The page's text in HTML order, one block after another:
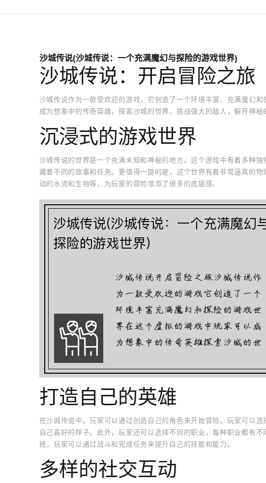
沙城传说(沙城传说：一个充满魔幻与探险的游戏世界)
沙城传说：开启冒险之旅
沙城传说作为一款受欢迎的游戏，它创造了一个环境丰富、充满魔幻
成为想象中的传奇英雄，探索沙城的世界，挑战强大的敌人，解开神秘
沉浸式的游戏世界
沙城传说的世界是一个充满未知和神秘的地方。这个游戏中有着多种
藏着不同的故事和任务。更值得一提的是，这个世界有着非常逼真的
动的水流和生物等，为玩家的冒险增添了很多的底层感。
打造自己的英雄
在沙城传说中，玩家可以通过创造自己的角色来开始冒险。玩家可以
自己喜好的样子。此外，玩家还可以选择不同的职业，每种职业都有
统，玩家可以通过战斗和完成任务来提升自己的技能和能力。
多样的社交互动